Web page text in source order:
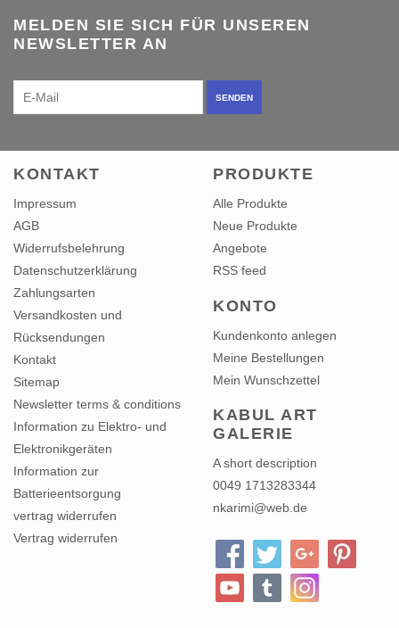
MELDEN SIE SICH FÜR UNSEREN
NEWSLETTER AN
SENDEN
KONTAKT
Impressum
AGB
Widerrufsbelehrung
Datenschutzerklärung
Zahlungsarten
Versandkosten und
Rücksendungen
Kontakt
Sitemap
Newsletter terms & conditions
Information zu Elektro- und
Elektronikgeräten
Information zur
Batterieentsorgung
vertrag widerrufen
Vertrag widerrufen
PRODUKTE
Alle Produkte
Neue Produkte
Angebote
RSS feed
KONTO
Kundenkonto anlegen
Meine Bestellungen
Mein Wunschzettel
KABUL ART
GALERIE
A short description
0049 1713283344
nkarimi@web.de